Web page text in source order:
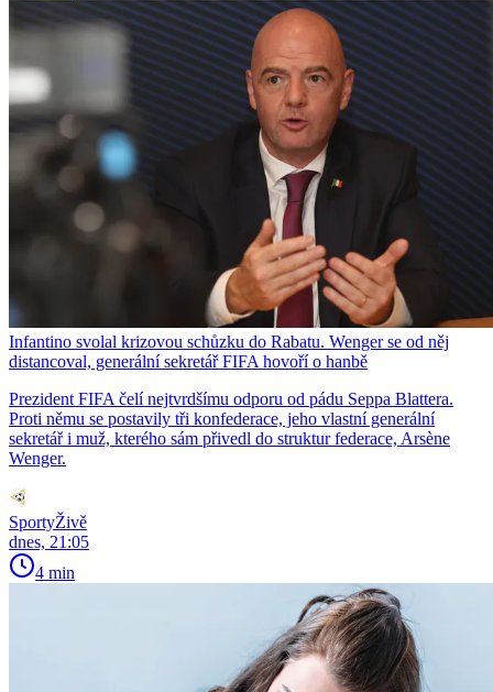
Infantino svolal krizovou schůzku do Rabatu. Wenger se od něj
distancoval, generální sekretář FIFA hovoří o hanbě
Prezident FIFA čelí nejtvrdšímu odporu od pádu Seppa Blattera.
Proti němu se postavily tři konfederace, jeho vlastní generální
sekretář i muž, kterého sám přivedl do struktur federace, Arsène
Wenger.
SportyŽivě
dnes, 21:05
4 min